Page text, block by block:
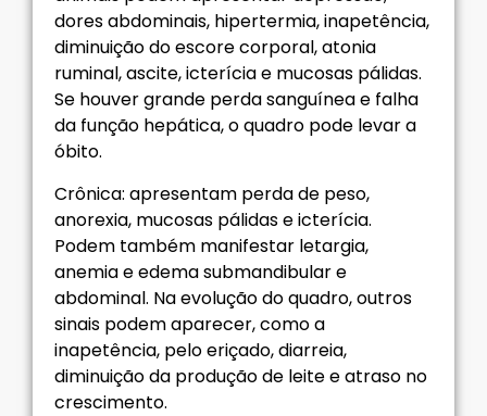
dores abdominais, hipertermia, inapetência,
diminuição do escore corporal, atonia
ruminal, ascite, icterícia e mucosas pálidas.
Se houver grande perda sanguínea e falha
da função hepática, o quadro pode levar a
óbito.
Crônica: apresentam perda de peso,
anorexia, mucosas pálidas e icterícia.
Podem também manifestar letargia,
anemia e edema submandibular e
abdominal. Na evolução do quadro, outros
sinais podem aparecer, como a
inapetência, pelo eriçado, diarreia,
diminuição da produção de leite e atraso no
crescimento.